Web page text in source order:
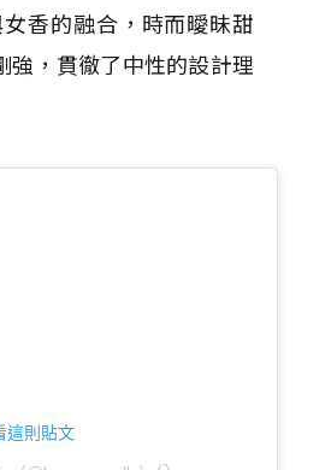
香的融合，時而曖昧甜
強，貫徹了中性的設計理
這則貼文